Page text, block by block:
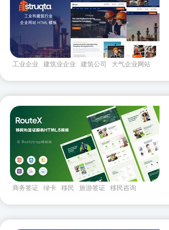
工业企业 建筑业企业 建筑公司
大气企业网站
商务签证 绿卡 移民 旅游签证 移民咨询